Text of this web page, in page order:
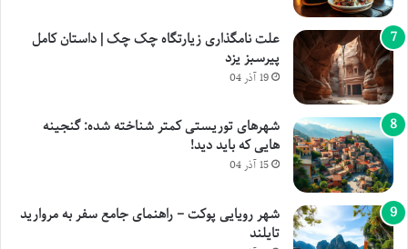
علت نامگذاری زیارتگاه چک چک | داستان کامل
پیرسبز یزد
19 آذر 04
شهرهای توریستی کمتر شناخته شده: گنجینه
هایی که باید دید!
15 آذر 04
شهر رویایی پوکت – راهنمای جامع سفر به مروارید
تایلند